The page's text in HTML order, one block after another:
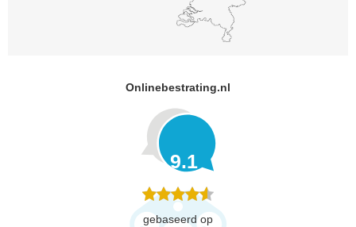
Onlinebestrating.nl
9.1
gebaseerd op